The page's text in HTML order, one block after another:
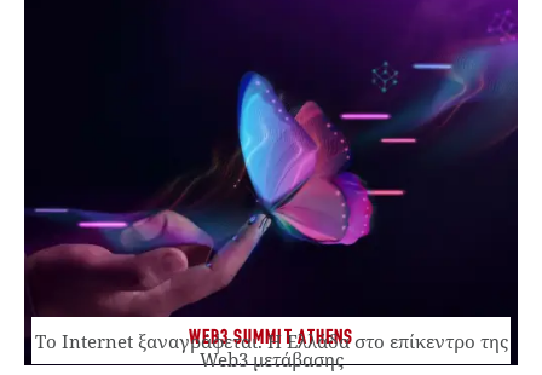
WEB3 SUMMIT ATHENS
Το Internet ξαναγράφεται. Η Ελλάδα στο επίκεντρο της
Web3 μετάβασης